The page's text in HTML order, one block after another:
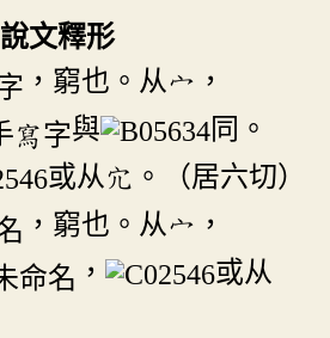
說文釋形
，窮也。从宀，
與
同。
或从宂。（居六切）
，窮也。从宀，
，
或从